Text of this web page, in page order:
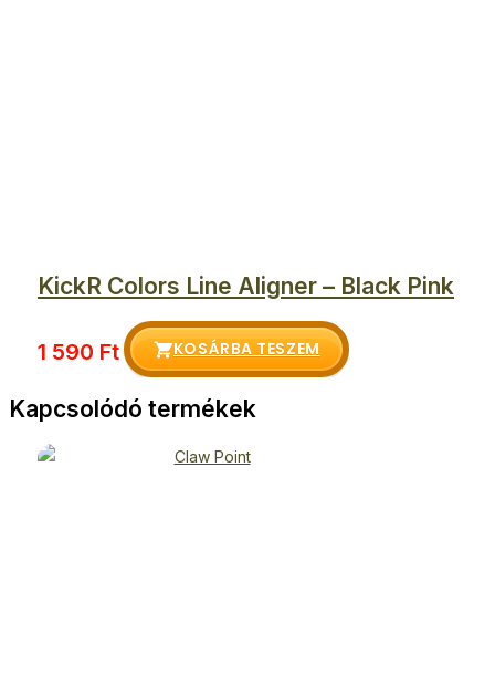
KickR Colors Line Aligner – Black Pink
1 590 Ft KOSÁRBA TESZEM
Kapcsolódó termékek